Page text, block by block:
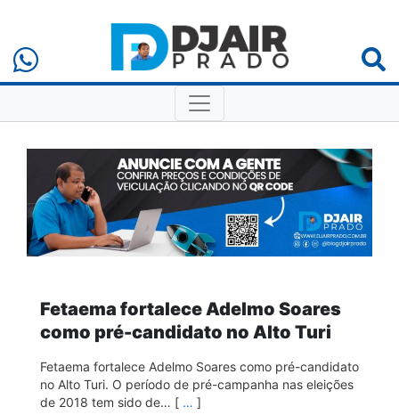
Fetaema fortalece Adelmo Soares
como pré-candidato no Alto Turi
Fetaema fortalece Adelmo Soares como pré-candidato
no Alto Turi. O período de pré-campanha nas eleições
de 2018 tem sido de… [ … ]